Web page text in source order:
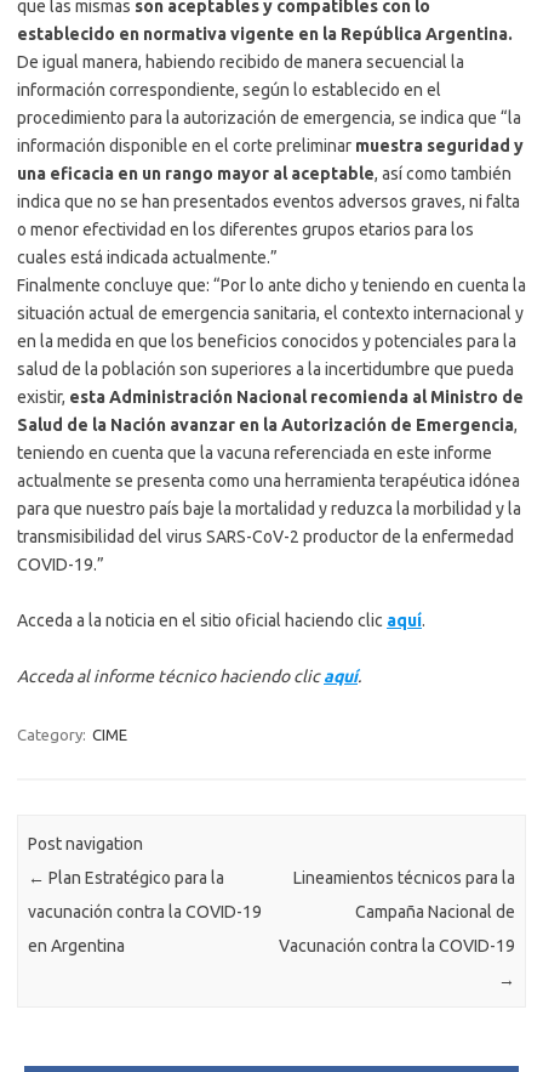
que las mismas son aceptables y compatibles con lo
establecido en normativa vigente en la República Argentina.
De igual manera, habiendo recibido de manera secuencial la
información correspondiente, según lo establecido en el
procedimiento para la autorización de emergencia, se indica que “la
información disponible en el corte preliminar muestra seguridad y
una eficacia en un rango mayor al aceptable, así como también
indica que no se han presentados eventos adversos graves, ni falta
o menor efectividad en los diferentes grupos etarios para los
cuales está indicada actualmente.”
Finalmente concluye que: “Por lo ante dicho y teniendo en cuenta la
situación actual de emergencia sanitaria, el contexto internacional y
en la medida en que los beneficios conocidos y potenciales para la
salud de la población son superiores a la incertidumbre que pueda
existir, esta Administración Nacional recomienda al Ministro de
Salud de la Nación avanzar en la Autorización de Emergencia,
teniendo en cuenta que la vacuna referenciada en este informe
actualmente se presenta como una herramienta terapéutica idónea
para que nuestro país baje la mortalidad y reduzca la morbilidad y la
transmisibilidad del virus SARS-CoV-2 productor de la enfermedad
COVID-19.”
Acceda a la noticia en el sitio oficial haciendo clic aquí.
Acceda al informe técnico haciendo clicaquí.
Category: CIME
Post navigation
← Plan Estratégico para la
vacunación contra la COVID-19
en Argentina
Lineamientos técnicos para la
Campaña Nacional de
Vacunación contra la COVID-19
→